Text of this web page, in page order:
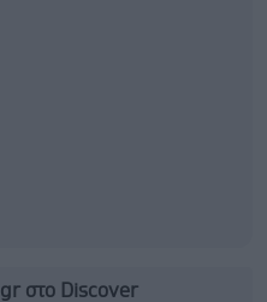
στο Discover